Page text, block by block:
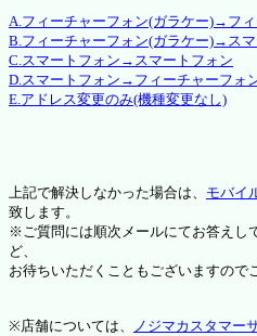
A.フィーチャーフォン(ガラケー)→フ
B.フィーチャーフォン(ガラケー)→ス
C.スマートフォン→スマートフォン
D.スマートフォン→フィーチャーフォ
E.アドレス変更のみ(機種変更なし)
上記で解決しなかった場合は、 モバイ
致します。
※ご質問には順次メールにてお答えし
ど、
お待ちいただくこともございますので
※店舗については、 ノジマカスタマー